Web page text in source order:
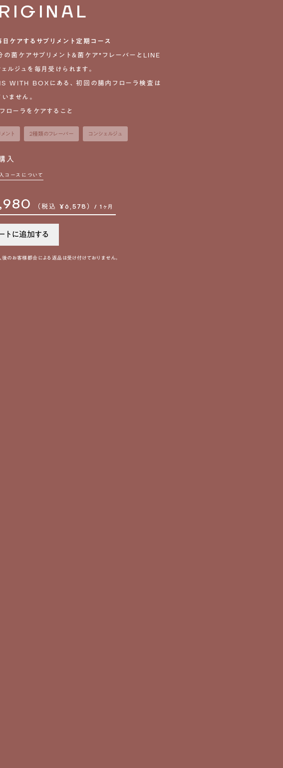
ケアするサプリメント定期コース
の菌ケアサプリメント＆菌ケア*フレーバーとLINE
ルジュを毎月受けられます。
WITH BOXにある、初回の腸内フローラ検査は
ません。
ローラをケアすること
ント 2種類のフレーバー コンシェルジュ
入
コースについて
（税込 ¥6,578）/ 1ヶ月
トに追加する
のお客様都合による返品は受け付けておりません。